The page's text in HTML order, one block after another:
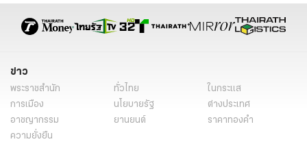
ข่าว
พระราชสำนัก ทั่วไทย
ในกระแส
การเมือง
นโยบายรัฐ
ต่างประเทศ
อาชญากรรม
ยานยนต์
ราคาทองคำ
ความยั่งยืน